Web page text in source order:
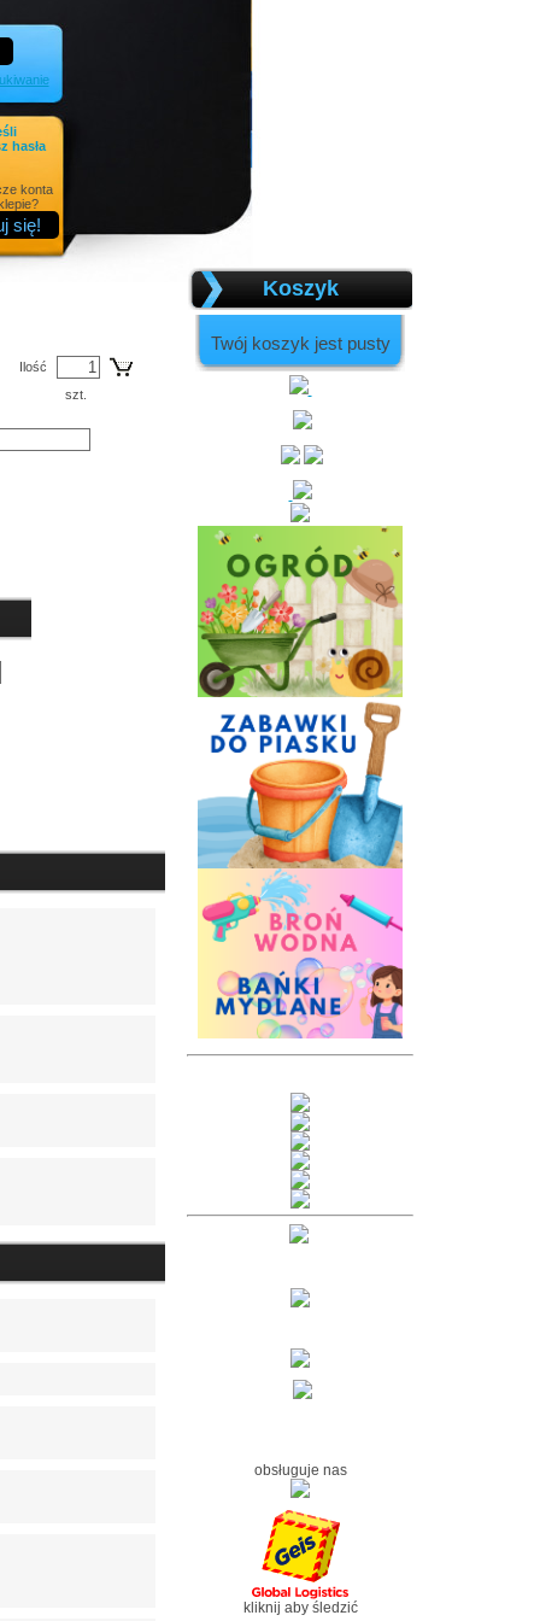
hasła
konta
Ilość
szt.
Koszyk
Twój koszyk jest pusty
obsługuje nas
kliknij aby śledzić